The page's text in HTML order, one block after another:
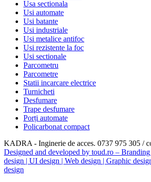
Usa sectionala
Usi automate
Usi batante
Usi industriale
Usi metalice antifoc
Usi rezistente la foc
Usi sectionale
Parcometru
Parcometre
Statii incarcare electrice
Turnicheti
Desfumare
Trape desfumare
Porți automate
Policarbonat compact
KADRA - Inginerie de acces. 0737 975 305 /
Designed and developed by toud.ro –
design | UI design | Web design | Graphic
design